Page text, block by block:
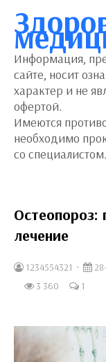
Информация,
сайте, носит
характер и не
офертой.
Имеются
необходимо
со специалистом.
лечение
1234554321
3 360
1